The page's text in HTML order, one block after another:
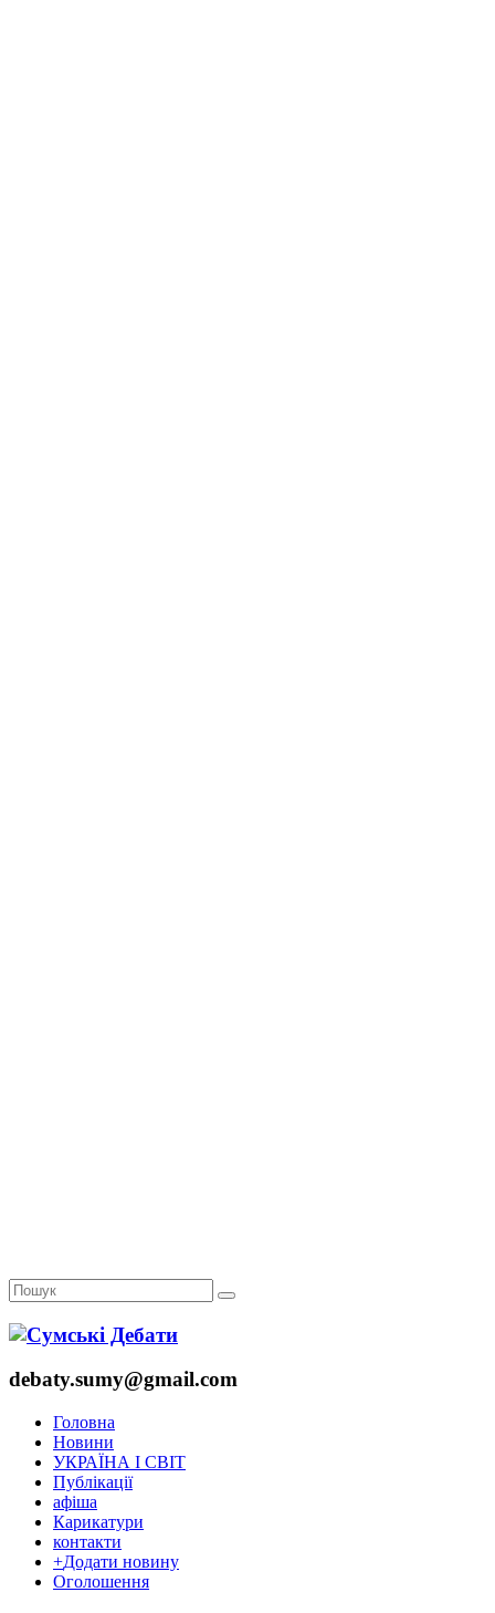
debaty.sumy@gmail.com
Головна
Новини
УКРАЇНА І СВІТ
Публікації
афіша
Карикатури
контакти
+Додати новину
Оголошення